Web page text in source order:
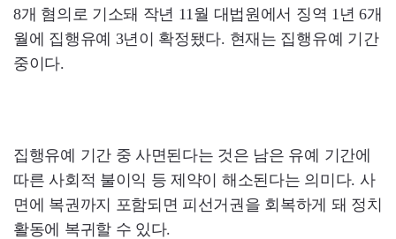
8개 혐의로 기소돼 작년 11월 대법원에서 징역 1년 6개
월에 집행유예 3년이 확정됐다. 현재는 집행유예 기간
중이다.
집행유예 기간 중 사면된다는 것은 남은 유예 기간에
따른 사회적 불이익 등 제약이 해소된다는 의미다. 사
면에 복권까지 포함되면 피선거권을 회복하게 돼 정치
활동에 복귀할 수 있다.